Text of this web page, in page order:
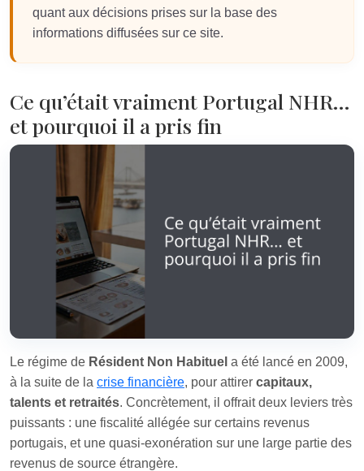
quant aux décisions prises sur la base des
informations diffusées sur ce site.
Ce qu’était vraiment Portugal NHR…
et pourquoi il a pris fin
Le régime de Résident Non Habituel a été lancé en 2009,
à la suite de la crise financière, pour attirer capitaux,
talents et retraités. Concrètement, il offrait deux leviers très
puissants : une fiscalité allégée sur certains revenus
portugais, et une quasi‑exonération sur une large partie des
revenus de source étrangère.